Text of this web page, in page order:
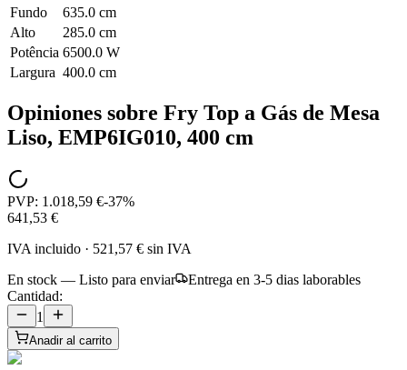
Fundo
635.0 cm
Alto
285.0 cm
Potência 6500.0 W
Largura 400.0 cm
Opiniones sobre Fry Top a Gás de Mesa
Liso, EMP6IG010, 400 cm
PVP: 1.018,59 €-37%
641,53 €
IVA incluido · 521,57 € sin IVA
En stock — Listo para enviar
Entrega en 3-5 dias laborables
Cantidad:
1
Anadir al carrito